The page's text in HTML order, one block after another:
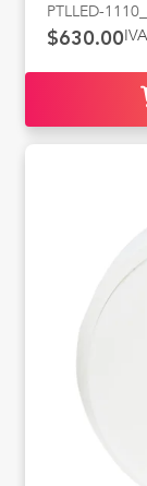
PTLLED-
$630.00